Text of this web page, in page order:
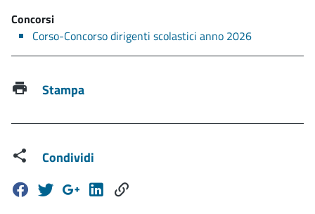
Concorsi
Corso-Concorso dirigenti scolastici anno 2026
Stampa
Condividi